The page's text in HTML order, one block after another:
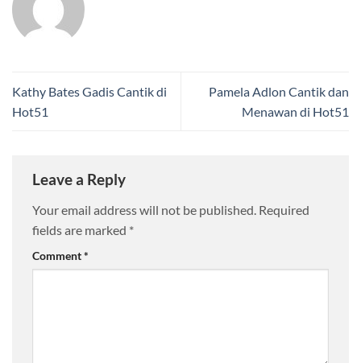
Kathy Bates Gadis Cantik di
Hot51
Pamela Adlon Cantik dan
Menawan di Hot51
Leave a Reply
Your email address will not be published. Required
fields are marked *
Comment*